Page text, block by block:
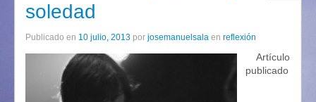
soledad
Publicado en 10 julio, 2013 por josemanuelsala en reflexión
Artículo
publicado